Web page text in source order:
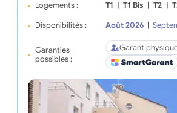
Logements : T1 T1 Bis T2
Disponibilités : Août 2026
Garanties
possibles :
Garant